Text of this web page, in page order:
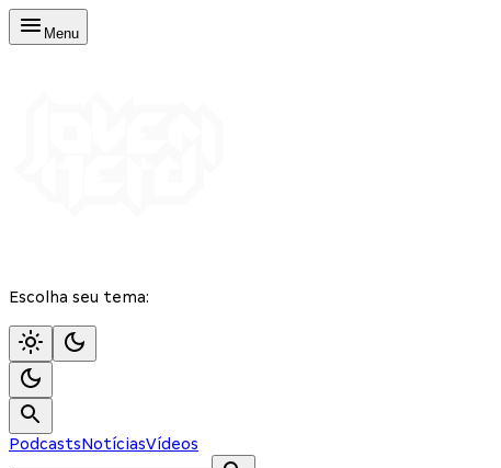
Menu
Escolha seu tema:
PodcastsNotíciasVídeos